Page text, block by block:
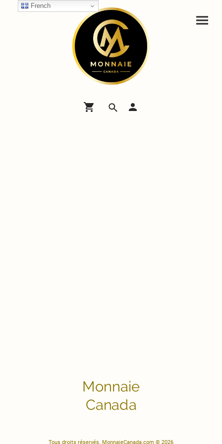
Monnaie
Canada
Tous droits réservés. MonnaieCanada.com © 2026
French